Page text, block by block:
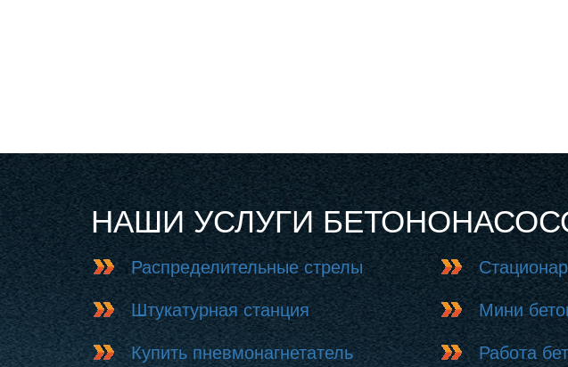
НАШИ УСЛУГИ
Распределительные стрелы
Штукатурная станция
Купить пневмонагнетатель
Мини
Работа